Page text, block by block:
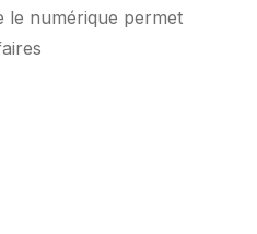
le numérique permet